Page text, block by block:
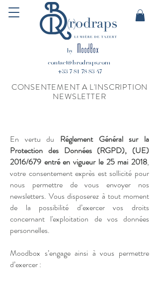
contact@brodraps.com
+33 7 81 78 83 47
by
CONSENTEMENT A L'INSCRIPTION
NEWSLETTER
En vertu du Réglement Général sur la
Protection des Données (RGPD), (UE)
2016/679 entré en vigueur le 25 mai 2018,
votre consentement exprès est sollicité pour
nous permettre de vous envoyer nos
newsletters. Vous disposerez à tout moment
de la possibilité d’exercer vos droits
concernant l'exploitation de vos données
personnelles.
Moodbox s’engage ainsi à vous permettre
d’exercer :